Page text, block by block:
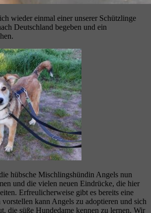
wieder einmal einer unserer Schützlinge
Deutschland begeben und ein
hübsche Mischlingshündin Angels nun
und die vielen neuen Eindrücke, die hier
Erfreulicherweise gibt es bereits eine
kann Angels zu adoptieren und sich
die süße Hundedame kennen zu lernen. Wir